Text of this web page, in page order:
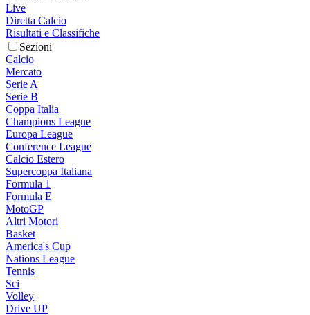
Live
Diretta Calcio
Risultati e Classifiche
Sezioni
Calcio
Mercato
Serie A
Serie B
Coppa Italia
Champions League
Europa League
Conference League
Calcio Estero
Supercoppa Italiana
Formula 1
Formula E
MotoGP
Altri Motori
Basket
America's Cup
Nations League
Tennis
Sci
Volley
Drive UP